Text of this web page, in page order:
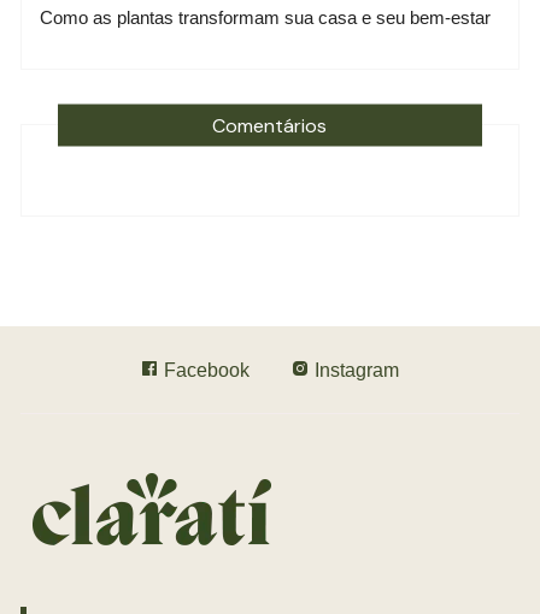
Como as plantas transformam sua casa e seu bem-estar
Comentários
Facebook Instagram